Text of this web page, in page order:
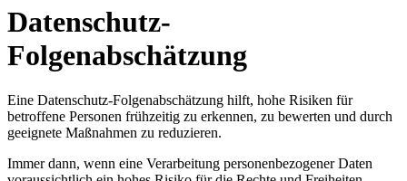
Datenschutz-
Folgenabschätzung
Eine Datenschutz-Folgenabschätzung hilft, hohe Risiken für
betroffene Personen frühzeitig zu erkennen, zu bewerten und durch
geeignete Maßnahmen zu reduzieren.
Immer dann, wenn eine Verarbeitung personenbezogener Daten